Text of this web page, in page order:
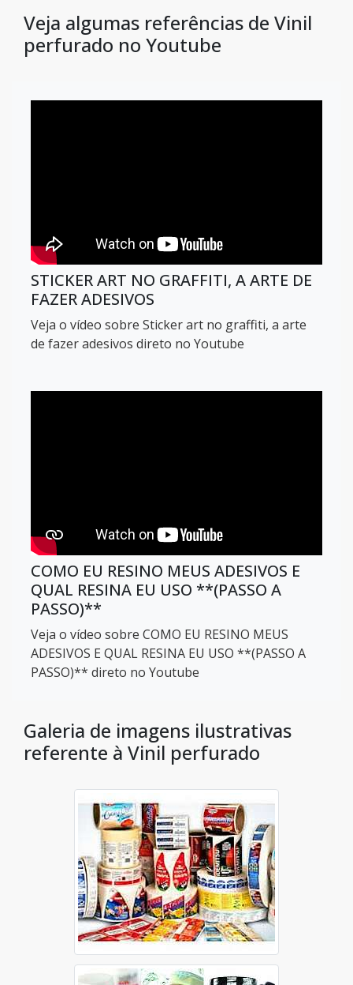
Veja algumas referências de Vinil
perfurado no Youtube
STICKER ART NO GRAFFITI, A ARTE DE
FAZER ADESIVOS
Veja o vídeo sobre Sticker art no graffiti, a arte
de fazer adesivos direto no Youtube
COMO EU RESINO MEUS ADESIVOS E
QUAL RESINA EU USO **(PASSO A
PASSO)**
Veja o vídeo sobre COMO EU RESINO MEUS
ADESIVOS E QUAL RESINA EU USO **(PASSO A
PASSO)** direto no Youtube
Galeria de imagens ilustrativas
referente à Vinil perfurado